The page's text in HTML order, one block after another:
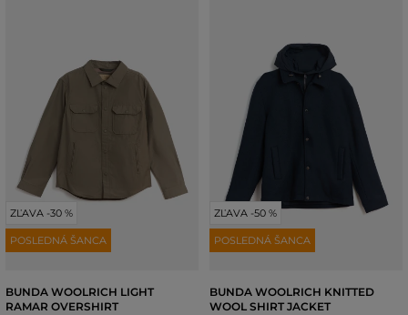
ZĽAVA -30 %
POSLEDNÁ ŠANCA
BUNDA WOOLRICH LIGHT
RAMAR OVERSHIRT
ZĽAVA -50 %
POSLEDNÁ ŠANCA
BUNDA WOOLRICH KNITTED
WOOL SHIRT JACKET